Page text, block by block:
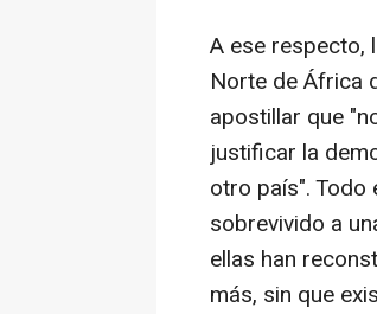
A ese respecto,
Norte de África
apostillar que
justificar la
otro país". Todo
sobrevivido a
ellas han
más, sin que